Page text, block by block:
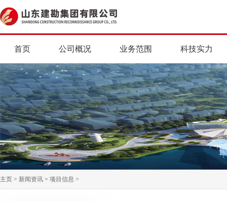
首页 公司概况 业务范围 科技实力
主页 > 新闻资讯 > 项目信息 >